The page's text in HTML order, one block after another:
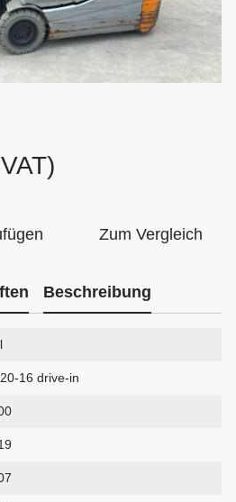
Zum Vergleich
Beschreibung
16 drive-in